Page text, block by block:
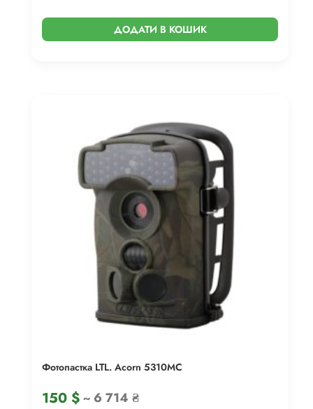
ДОДАТИ В КОШИК
Фотопастка LTL. Acorn 5310MC
150 $~ 6 714 ₴